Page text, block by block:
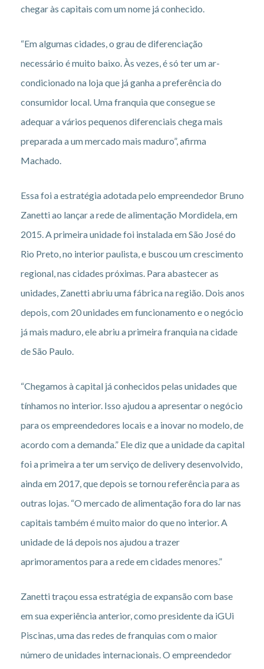
chegar às capitais com um nome já conhecido.
“Em algumas cidades, o grau de diferenciação
necessário é muito baixo. Às vezes, é só ter um ar-
condicionado na loja que já ganha a preferência do
consumidor local. Uma franquia que consegue se
adequar a vários pequenos diferenciais chega mais
preparada a um mercado mais maduro”, afirma
Machado.
Essa foi a estratégia adotada pelo empreendedor Bruno
Zanetti ao lançar a rede de alimentação Mordidela, em
2015. A primeira unidade foi instalada em São José do
Rio Preto, no interior paulista, e buscou um crescimento
regional, nas cidades próximas. Para abastecer as
unidades, Zanetti abriu uma fábrica na região. Dois anos
depois, com 20 unidades em funcionamento e o negócio
já mais maduro, ele abriu a primeira franquia na cidade
de São Paulo.
“Chegamos à capital já conhecidos pelas unidades que
tínhamos no interior. Isso ajudou a apresentar o negócio
para os empreendedores locais e a inovar no modelo, de
acordo com a demanda.” Ele diz que a unidade da capital
foi a primeira a ter um serviço de delivery desenvolvido,
ainda em 2017, que depois se tornou referência para as
outras lojas. “O mercado de alimentação fora do lar nas
capitais também é muito maior do que no interior. A
unidade de lá depois nos ajudou a trazer
aprimoramentos para a rede em cidades menores.”
Zanetti traçou essa estratégia de expansão com base
em sua experiência anterior, como presidente da iGUi
Piscinas, uma das redes de franquias com o maior
número de unidades internacionais. O empreendedor